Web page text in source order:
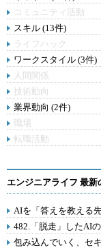
コミュニティ活動
スキル (13件)
ライフハック
ワークスタイル (3件)
人間関係
技術動向
業界動向 (2件)
職場
転職活動
エンジニアライフ 最新
AIを「答えを教える
482.「脱走」したAI
包み込んでいく、セ